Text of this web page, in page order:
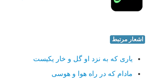
اشعار مرتبط
یاری که به نزد او گل و خار یکیست
مادام که در راه هوا و هوسی